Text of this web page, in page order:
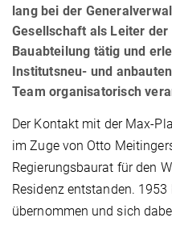
lang bei der
Gesellschaft als Leiter
Bauabteilung tätig und
Institutsneu- und
Team organisatorisch
Der Kontakt mit der Max-
im Zuge von Otto
Regierungsbaurat für den
Residenz entstanden.
übernommen und sich